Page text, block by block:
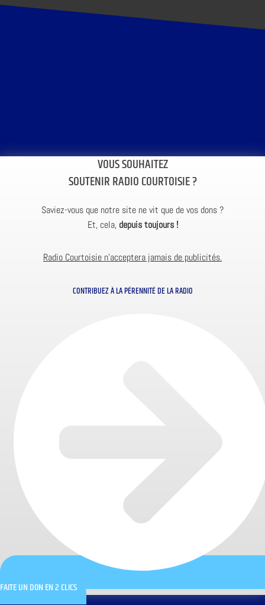
VOUS SOUHAITEZ
SOUTENIR RADIO COURTOISIE ?
Saviez-vous que notre site ne vit que de vos dons ?
Et, cela, depuis toujours !
Radio Courtoisie n’acceptera jamais de publicités.
CONTRIBUEZ À LA PÉRENNITÉ DE LA RADIO
FAITE UN DON EN 2 CLICS